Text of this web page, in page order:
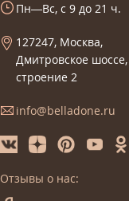
Пн—Вс, с 9 до 21 ч.
127247, Москва,
Дмитровское
строение 2
info@belladone.ru
Отзывы о нас: